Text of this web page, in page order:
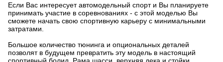
Если Вас интересует автомодельный спорт и Вы планируете
принимать участие в соревнованиях - с этой моделью Вы
сможете начать свою спортивную карьеру с минимальными
затратами.
Большое количество тюнинга и опциональных деталей
позволят в будущем превратить эту модель в настоящий
спортивный болид. Рама шасси, верхняя дека и стойки